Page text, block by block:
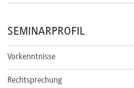
SEMINARPROFIL
Vorkenntnisse
Rechtsprechung